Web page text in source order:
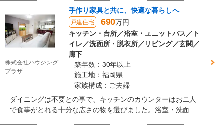
とし込み、割り振りを決定しました。洋室のクローゼットや
リビングからのウォークインクローゼットは、二方向に扉を
取り付け、取り出しやすいという工夫をしています。
株式会社ハウジング
プラザ
手作り家具と共に、快適な暮らしへ
戸建住宅 690万円
キッチン・台所／浴室・ユニットバス／ト
イレ／洗面所・脱衣所／リビング／玄関／
廊下
築年数：30年以上
施工地：福岡県
家族構成：ご夫婦
ダイニングは不要との事で、キッチンのカウンターはお二人
で食事がとれる十分な広さの物を選びました。浴室・洗面室